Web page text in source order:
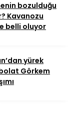
bozulduğu
Kavanozu
belli oluyor
yürek
Görkem